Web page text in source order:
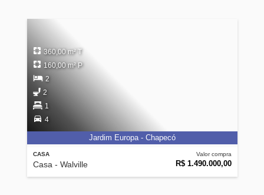
CASA
Casa - Walville
Valor compra
R$ 1.490.000,00
360,00 m² T
160,00 m² P
2
2
1
4
Jardim Europa - Chapecó